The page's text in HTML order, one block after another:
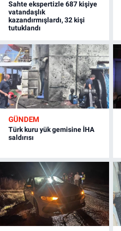
Sahte ekspertizle 687 kişiye
vatandaşlık
kazandırmışlardı, 32 kişi
tutuklandı
GÜNDEM
Türk kuru yük gemisine İHA
saldırısı